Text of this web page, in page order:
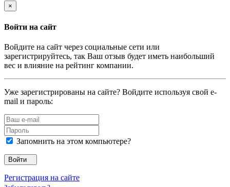
×
Войти на сайт
Войдите на сайт через социальные сети или
зарегистрируйтесь, так Ваш отзыв будет иметь наибольший
вес и влияние на рейтинг компании.
Уже зарегистрированы на сайте? Войдите используя свой e-
mail и пароль:
Запомнить на этом компьютере?
Войти
Регистрация на сайте